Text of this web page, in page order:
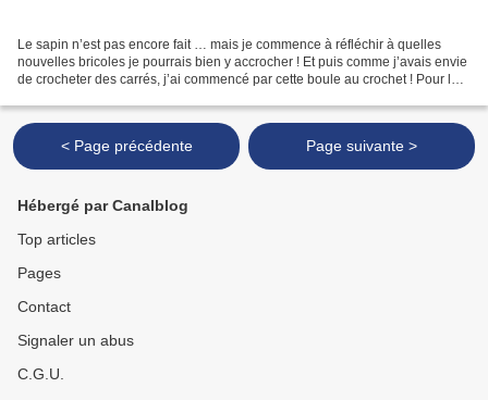
Le sapin n’est pas encore fait … mais je commence à réfléchir à quelles
nouvelles bricoles je pourrais bien y accrocher ! Et puis comme j’avais envie
de crocheter des carrés, j’ai commencé par cette boule au crochet ! Pour la
< Page précédente Page suivante >
Hébergé par Canalblog
Top articles
Pages
Contact
Signaler un abus
C.G.U.